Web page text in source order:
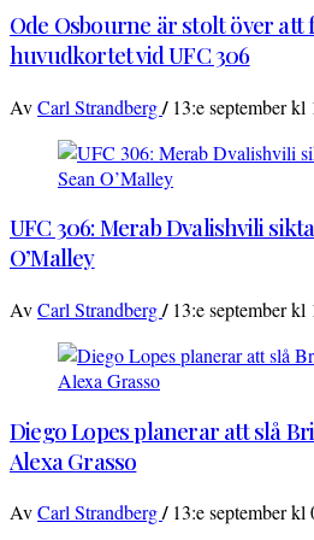
Ode Osbourne är stolt över att
huvudkortet vid UFC 306
AvCarl Strandberg/ 13:e september kl
UFC 306: Merab Dvalishvili
O’Malley
AvCarl Strandberg/ 13:e september kl
Diego Lopes planerar att slå
Alexa Grasso
AvCarl Strandberg/ 13:e september kl